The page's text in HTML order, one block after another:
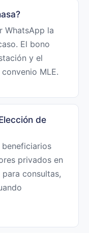
WhatsApp la
El bono
y el
MLE.
de
privados en
consultas,